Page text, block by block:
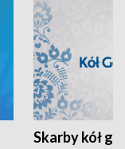
Skarby kół